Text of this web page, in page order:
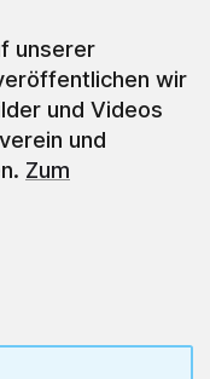
unserer
wir
und Videos
und
Zum